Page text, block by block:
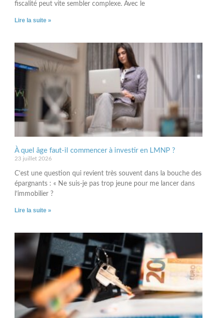
fiscalité peut vite sembler complexe. Avec le
Lire la suite »
À quel âge faut-il commencer à investir en LMNP ?
23 juillet 2026
C’est une question qui revient très souvent dans la bouche des
épargnants : « Ne suis-je pas trop jeune pour me lancer dans
l’immobilier ?
Lire la suite »